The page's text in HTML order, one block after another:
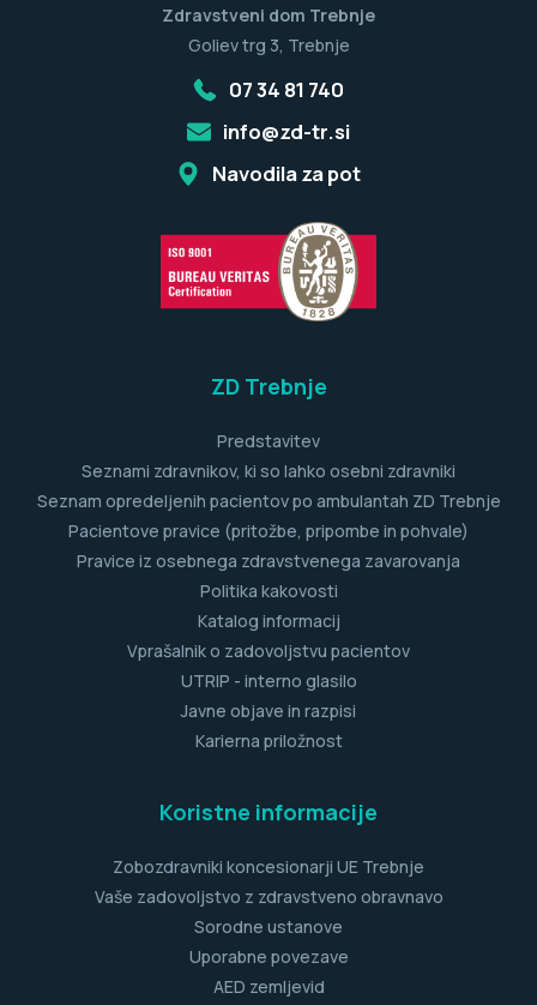
Zdravstveni dom Trebnje
Goliev trg 3, Trebnje
07 34 81 740
info@zd-tr.si
Navodila za pot
ZD Trebnje
Predstavitev
Seznami zdravnikov, ki so lahko osebni zdravniki
Seznam opredeljenih pacientov po ambulantah ZD Trebnje
Pacientove pravice (pritožbe, pripombe in pohvale)
Pravice iz osebnega zdravstvenega zavarovanja
Politika kakovosti
Katalog informacij
Vprašalnik o zadovoljstvu pacientov
UTRIP - interno glasilo
Javne objave in razpisi
Karierna priložnost
Koristne informacije
Zobozdravniki koncesionarji UE Trebnje
Vaše zadovoljstvo z zdravstveno obravnavo
Sorodne ustanove
Uporabne povezave
AED zemljevid